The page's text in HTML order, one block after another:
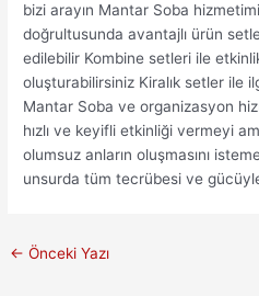
bizi arayın Mantar Soba
doğrultusunda avantajlı ürün
edilebilir Kombine setleri ile
oluşturabilirsiniz Kiralık setler ile
Mantar Soba ve organizasyon
hızlı ve keyifli etkinliği vermeyi
olumsuz anların oluşmasını
unsurda tüm tecrübesi ve
← Önceki Yazı